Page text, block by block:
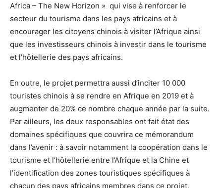
Africa – The New Horizon » qui vise à renforcer le
secteur du tourisme dans les pays africains et à
encourager les citoyens chinois à visiter l’Afrique ainsi
que les investisseurs chinois à investir dans le tourisme
et l’hôtellerie des pays africains.
En outre, le projet permettra aussi d’inciter 10 000
touristes chinois à se rendre en Afrique en 2019 et à
augmenter de 20% ce nombre chaque année par la suite.
Par ailleurs, les deux responsables ont fait état des
domaines spécifiques que couvrira ce mémorandum
dans l’avenir : à savoir notamment la coopération dans le
tourisme et l’hôtellerie entre l’Afrique et la Chine et
l’identification des zones touristiques spécifiques à
chacun des pays africains membres dans ce projet.